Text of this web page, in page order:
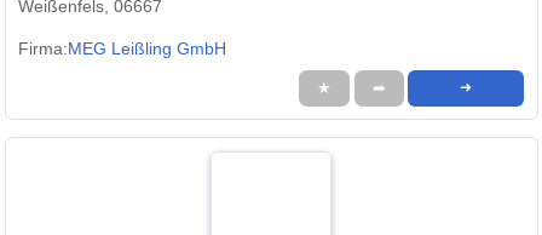
Weißenfels, 06667
Firma:MEG Leißling GmbH
★ ➦ ➜